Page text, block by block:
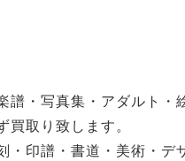
譜・写真集・アダルト・
取り致します。
・印譜・書道・美術・デ